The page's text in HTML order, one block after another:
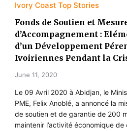
Ivory Coast Top Stories
Fonds de Soutien et
d’Accompagnement :
d’un Développement
Ivoiriennes Pendant la
June 11, 2020
Le 09 Avril 2020 à Abidjan, le
PME, Felix Anoblé, a annoncé la
de soutien et de garantie de 200
maintenir l’activité économique